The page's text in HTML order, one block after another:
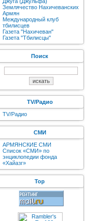
Землячество Нахичеванских
Армян
Международный клуб
тбилисцев
Газета "Нахичеван"
Газета "Тбилисцы"
Поиск
TV/Радио
TV/Радио
СМИ
АРМЯНСКИЕ СМИ
Список «СМИ» по
энциклопедии фонда
«Хайазг»
Top